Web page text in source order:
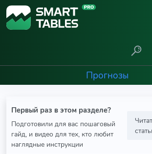
Прогнозы
Первый раз в этом разделе?
Подготовили для вас пошаговый
гайд, и видео для тех, кто любит
наглядные инструкции